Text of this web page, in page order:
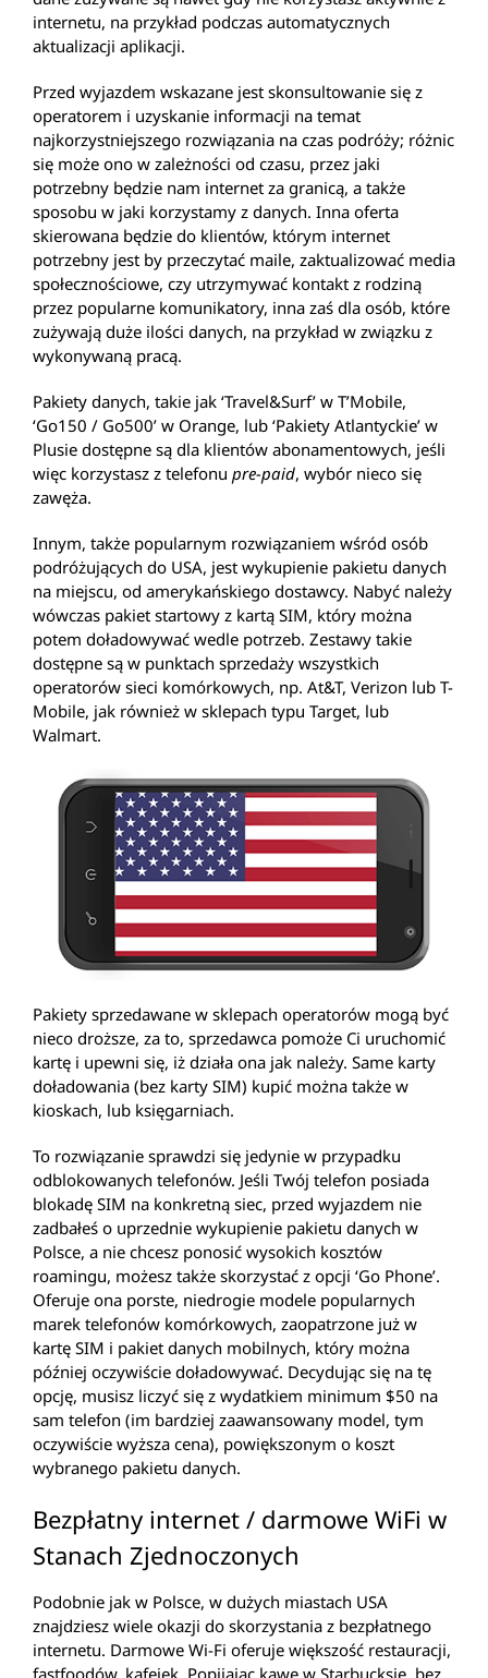
internetu, na przykład podczas automatycznych
aktualizacji aplikacji.
Przed wyjazdem wskazane jest skonsultowanie się z
operatorem i uzyskanie informacji na temat
najkorzystniejszego rozwiązania na czas podróży; różnic
się może ono w zależności od czasu, przez jaki
potrzebny będzie nam internet za granicą, a także
sposobu w jaki korzystamy z danych. Inna oferta
skierowana będzie do klientów, którym internet
potrzebny jest by przeczytać maile, zaktualizować media
społecznościowe, czy utrzymywać kontakt z rodziną
przez popularne komunikatory, inna zaś dla osób, które
zużywają duże ilości danych, na przykład w związku z
wykonywaną pracą.
Pakiety danych, takie jak ‘Travel&Surf’ w T’Mobile,
‘Go150 / Go500’ w Orange, lub ‘Pakiety Atlantyckie’ w
Plusie dostępne są dla klientów abonamentowych, jeśli
więc korzystasz z telefonu pre-paid, wybór nieco się
zawęża.
Innym, także popularnym rozwiązaniem wśród osób
podróżujących do USA, jest wykupienie pakietu danych
na miejscu, od amerykańskiego dostawcy. Nabyć należy
wówczas pakiet startowy z kartą SIM, który można
potem doładowywać wedle potrzeb. Zestawy takie
dostępne są w punktach sprzedaży wszystkich
operatorów sieci komórkowych, np. At&T, Verizon lub T-
Mobile, jak również w sklepach typu Target, lub
Walmart.
Pakiety sprzedawane w sklepach operatorów mogą być
nieco droższe, za to, sprzedawca pomoże Ci uruchomić
kartę i upewni się, iż działa ona jak należy. Same karty
doładowania (bez karty SIM) kupić można także w
kioskach, lub księgarniach.
To rozwiązanie sprawdzi się jedynie w przypadku
odblokowanych telefonów. Jeśli Twój telefon posiada
blokadę SIM na konkretną siec, przed wyjazdem nie
zadbałeś o uprzednie wykupienie pakietu danych w
Polsce, a nie chcesz ponosić wysokich kosztów
roamingu, możesz także skorzystać z opcji ‘Go Phone’.
Oferuje ona porste, niedrogie modele popularnych
marek telefonów komórkowych, zaopatrzone już w
kartę SIM i pakiet danych mobilnych, który można
później oczywiście doładowywać. Decydując się na tę
opcję, musisz liczyć się z wydatkiem minimum $50 na
sam telefon (im bardziej zaawansowany model, tym
oczywiście wyższa cena), powiększonym o koszt
wybranego pakietu danych.
Bezpłatny internet / darmowe WiFi w
Stanach Zjednoczonych
Podobnie jak w Polsce, w dużych miastach USA
znajdziesz wiele okazji do skorzystania z bezpłatnego
internetu. Darmowe Wi-Fi oferuje większość restauracji,
fastfoodów, kafejek. Popijając kawę w Starbucksie, bez